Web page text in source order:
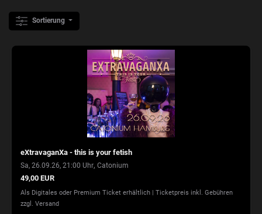
Sortierung
eXtravaganXa - this is your fetish
Sa, 26.09.26, 21:00 Uhr, Catonium
49,00 EUR
Als Digitales oder Premium Ticket erhältlich | Ticketpreis inkl. Gebühren
zzgl. Versand